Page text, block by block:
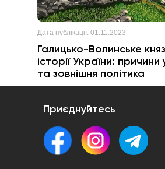
Дата публікації: 01.11.2023
Галицько-Волинське
історії України:
та зовнішня політика
Приєднуйтесь